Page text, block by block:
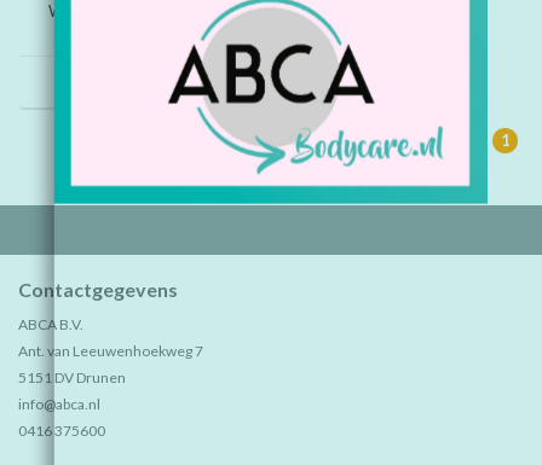
Waxinelichthouder uiltje 4
stuks (Voorraad 5 sets
1
Contactgegevens
ABCA B.V.
Ant. van Leeuwenhoekweg 7
5151 DV Drunen
info@abca.nl
0416 375600